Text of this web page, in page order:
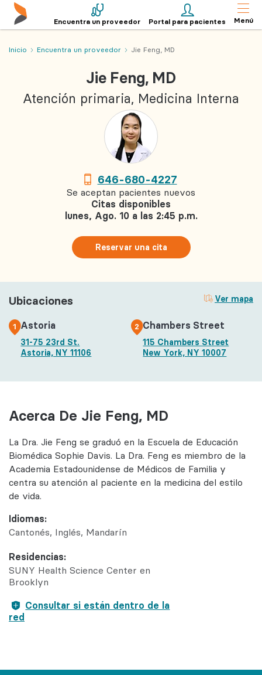
Encuentra un proveedor Portal para pacientes Menú
Inicio Encuentra un proveedor Jie Feng, MD
Jie Feng, MD
Atención primaria, Medicina Interna
646-680-4227
Se aceptan pacientes nuevos
Citas disponibles
lunes, Ago. 10 a las 2:45 p.m.
Reservar una cita
Ubicaciones Ver mapa
1 Astoria
31-75 23rd St.
Astoria, NY 11106
2 Chambers Street
115 Chambers Street
New York, NY 10007
Idiomas:
Cantonés Inglés Mandarín
Residencias:
SUNY Health Science Center en
Brooklyn
Consultar si están dentro de la
red
Acerca De Jie Feng, MD
La Dra. Jie Feng se graduó en la Escuela de Educación
Biomédica Sophie Davis. La Dra. Feng es miembro de la
Academia Estadounidense de Médicos de Familia y
centra su atención al paciente en la medicina del estilo
de vida.